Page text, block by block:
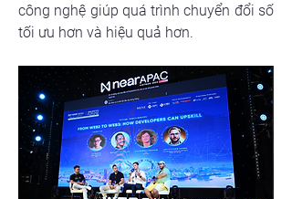
công nghệ giúp quá trình chuyển đổi số
tối ưu hơn và hiệu quả hơn.